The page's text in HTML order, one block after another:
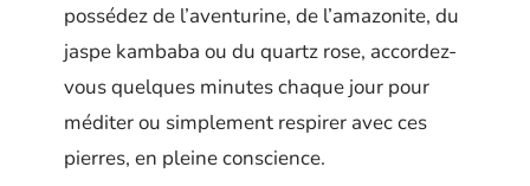
possédez de l’aventurine, de l’amazonite, du
jaspe kambaba ou du quartz rose, accordez-
vous quelques minutes chaque jour pour
méditer ou simplement respirer avec ces
pierres, en pleine conscience.